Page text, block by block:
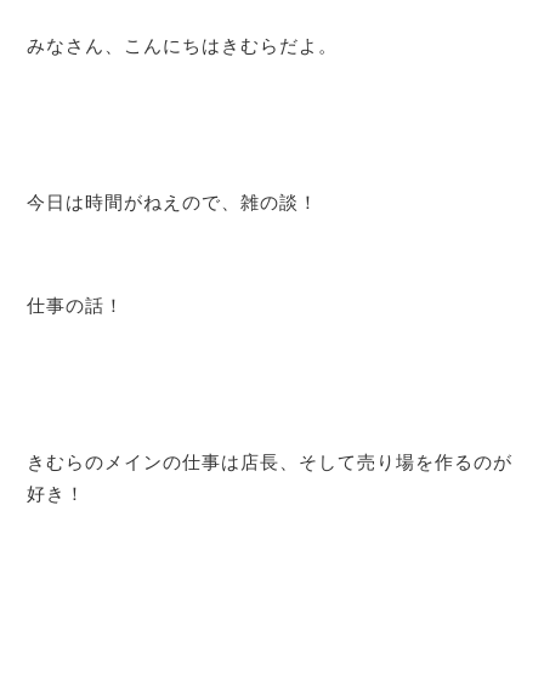
みなさん、こんにちはきむらだよ。
今日は時間がねえので、雑の談！
仕事の話！
きむらのメインの仕事は店長、そして売り場を作るのが
好き！